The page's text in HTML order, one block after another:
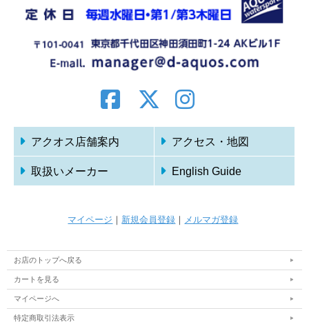
アクオス店舗案内 アクセス・地図
取扱いメーカー English Guide
マイページ ｜ 新規会員登録 ｜ メルマガ登録
お店のトップへ戻る
カートを見る
マイページへ
特定商取引法表示